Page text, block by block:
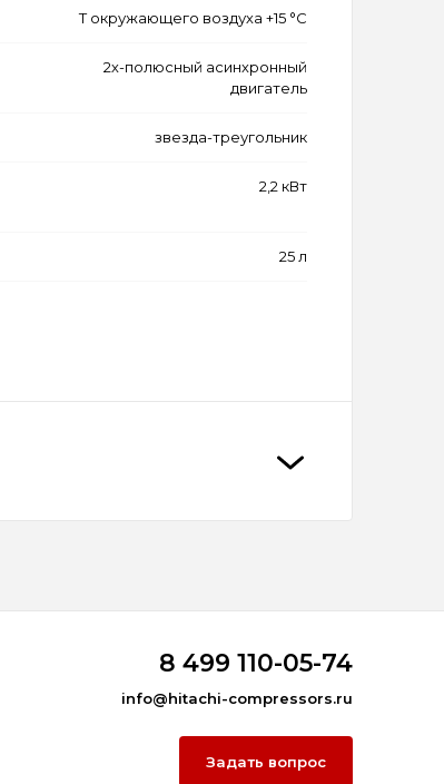
Т окружающего воздуха +15 °C
2х-полюсный асинхронный
двигатель
звезда-треугольник
2,2 кВт
25 л
8 499 110-05-74
info@hitachi-compressors.ru
Задать вопрос